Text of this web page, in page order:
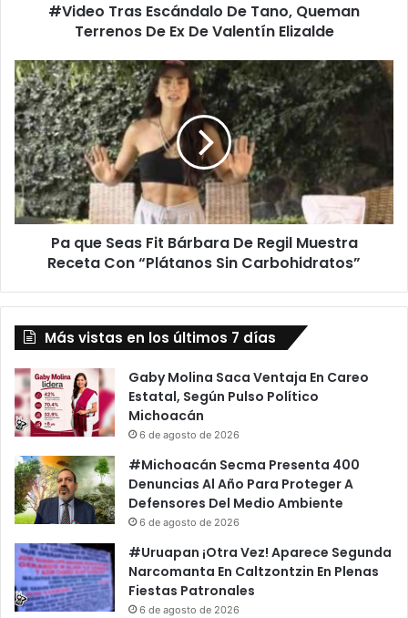
c
á
n
d
a
l
o
D
e
o
u
e
m
a
n
e
r
r
e
n
o
s
D
#Video Tras Escándalo De Tano, Queman
Terrenos De Ex De Valentín Elizalde
P
a
q
u
e
S
e
a
s
a
r
a
D
e
R
e
g
i
l
M
u
e
Pa que Seas Fit Bárbara De Regil Muestra
Receta Con “Plátanos Sin Carbohidratos”
Más vistas en los últimos 7 días
Gaby Molina Saca Ventaja En Careo
Estatal, Según Pulso Político
Michoacán
6 de agosto de 2026
#Michoacán Secma Presenta 400
Denuncias Al Año Para Proteger A
Defensores Del Medio Ambiente
6 de agosto de 2026
#Uruapan ¡Otra Vez! Aparece Segunda
Narcomanta En Caltzontzin En Plenas
Fiestas Patronales
6 de agosto de 2026